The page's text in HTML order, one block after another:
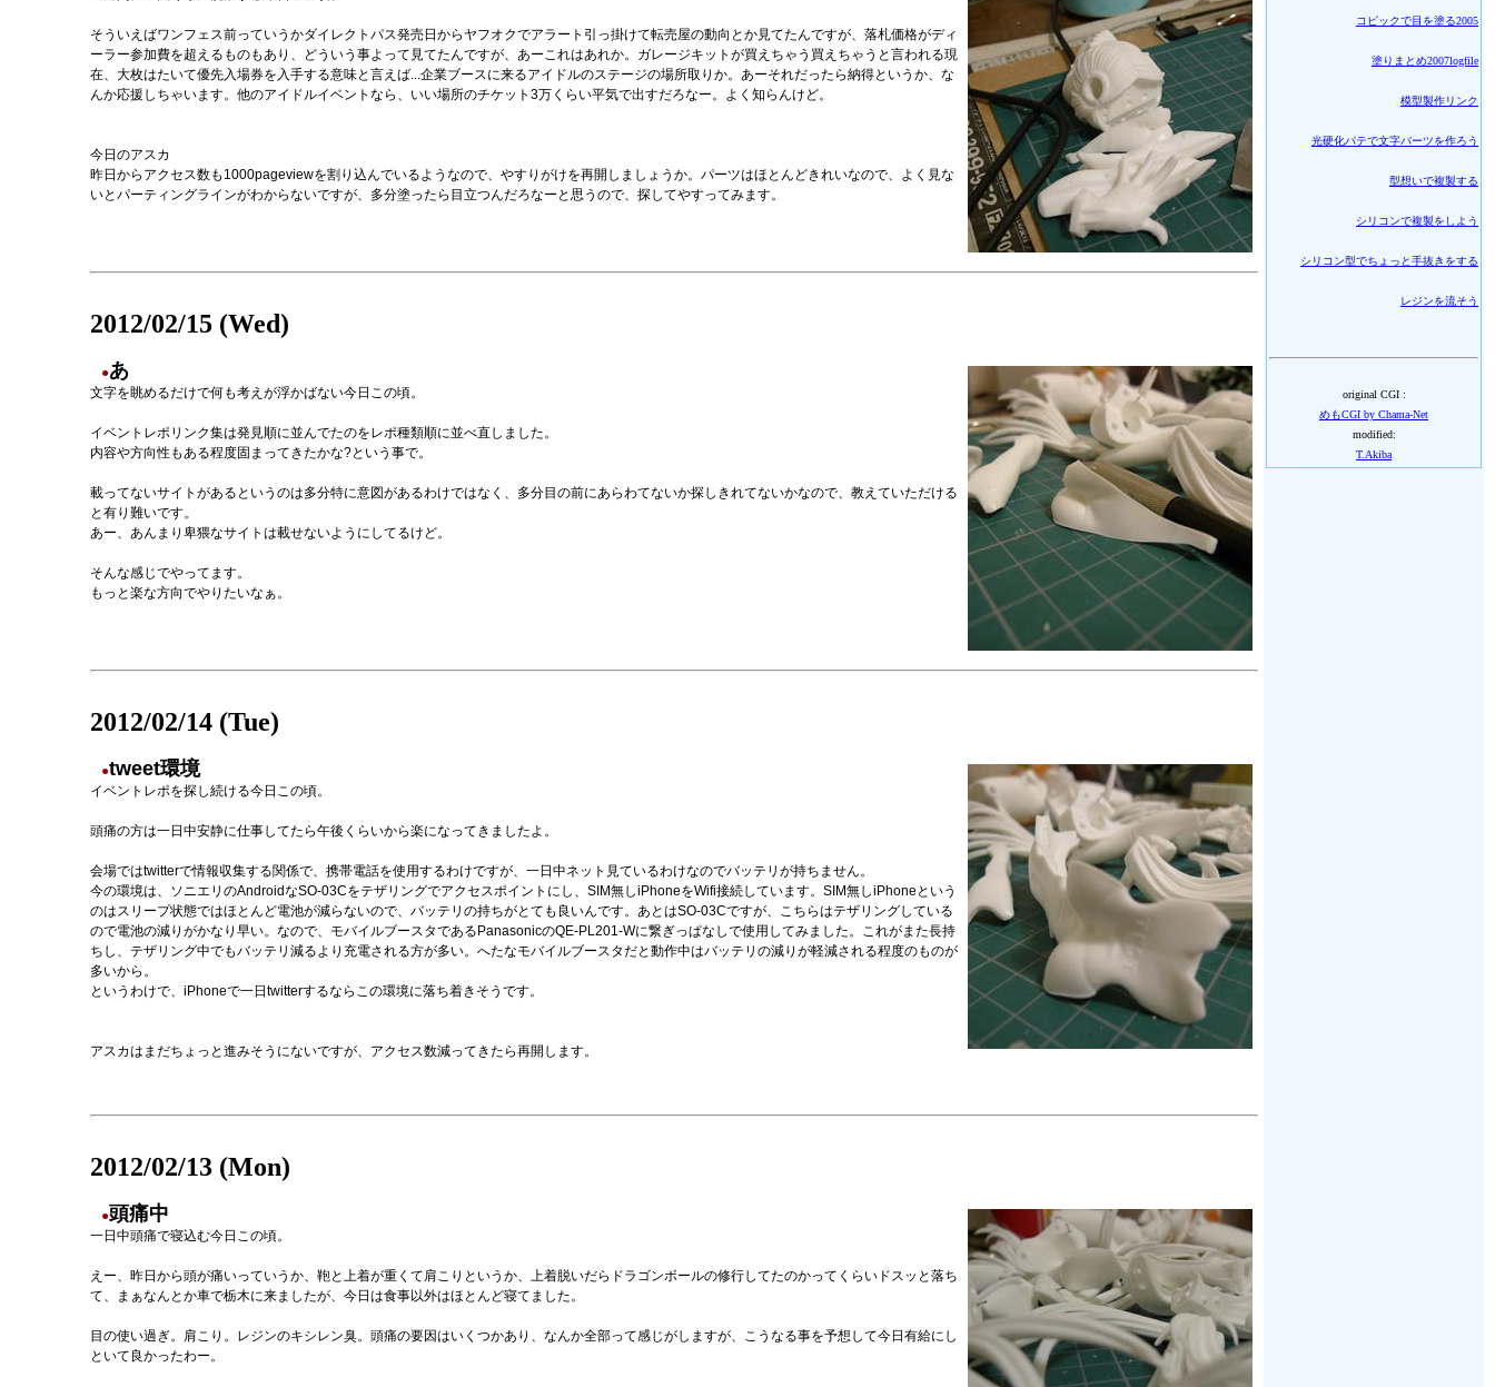
そういえばワンフェス前っていうかダイレクトパス発売日からヤフオクでアラート引っ掛けて転売屋の動向とか見てたんですが、落札価格がディ
ーラー参加費を超えるものもあり、どういう事よって見てたんですが、あーこれはあれか。ガレージキットが買えちゃう買えちゃうと言われる現
在、大枚はたいて優先入場券を入手する意味と言えば...企業ブースに来るアイドルのステージの場所取りか。あーそれだったら納得というか、な
んか応援しちゃいます。他のアイドルイベントなら、いい場所のチケット3万くらい平気で出すだろなー。よく知らんけど。
今日のアスカ
昨日からアクセス数も1000pageviewを割り込んでいるようなので、やすりがけを再開しましょうか。パーツはほとんどきれいなので、よく見な
いとパーティングラインがわからないですが、多分塗ったら目立つんだろなーと思うので、探してやすってみます。
2012/02/15 (Wed)
●あ
文字を眺めるだけで何も考えが浮かばない今日この頃。
イベントレポリンク集は発見順に並んでたのをレポ種類順に並べ直しました。
内容や方向性もある程度固まってきたかな?という事で。
載ってないサイトがあるというのは多分特に意図があるわけではなく、多分目の前にあらわてないか探しきれてないかなので、教えていただける
と有り難いです。
あー、あんまり卑猥なサイトは載せないようにしてるけど。
そんな感じでやってます。
もっと楽な方向でやりたいなぁ。
2012/02/14 (Tue)
●tweet環境
イベントレポを探し続ける今日この頃。
頭痛の方は一日中安静に仕事してたら午後くらいから楽になってきましたよ。
会場ではtwitterで情報収集する関係で、携帯電話を使用するわけですが、一日中ネット見ているわけなのでバッテリが持ちません。
今の環境は、ソニエリのAndroidなSO-03Cをテザリングでアクセスポイントにし、SIM無しiPhoneをWifi接続しています。SIM無しiPhoneという
のはスリープ状態ではほとんど電池が減らないので、バッテリの持ちがとても良いんです。あとはSO-03Cですが、こちらはテザリングしている
ので電池の減りがかなり早い。なので、モバイルブースタであるPanasonicのQE-PL201-Wに繋ぎっぱなしで使用してみました。これがまた長持
ちし、テザリング中でもバッテリ減るより充電される方が多い。へたなモバイルブースタだと動作中はバッテリの減りが軽減される程度のものが
多いから。
というわけで、iPhoneで一日twitterするならこの環境に落ち着きそうです。
アスカはまだちょっと進みそうにないですが、アクセス数減ってきたら再開します。
2012/02/13 (Mon)
●頭痛中
一日中頭痛で寝込む今日この頃。
えー、昨日から頭が痛いっていうか、鞄と上着が重くて肩こりというか、上着脱いだらドラゴンボールの修行してたのかってくらいドスッと落ち
て、まぁなんとか車で栃木に来ましたが、今日は食事以外はほとんど寝てました。
目の使い過ぎ。肩こり。レジンのキシレン臭。頭痛の要因はいくつかあり、なんか全部って感じがしますが、こうなる事を予想して今日有給にし
といて良かったわー。
コピックで目を塗る2005
塗りまとめ2007logfile
模型製作リンク
光硬化パテで文字パーツを作ろう
型想いで複製する
シリコンで複製をしよう
シリコン型でちょっと手抜きをする
レジンを流そう
original CGI :
めもCGI by Chama-Net
modified:
T.Akiba